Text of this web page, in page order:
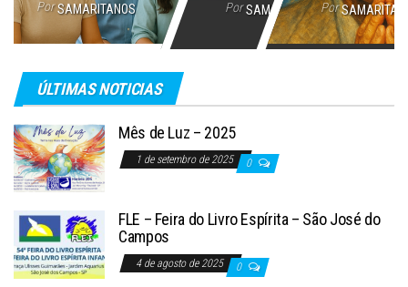
Por SAMARITANOS Por SAMARITANOSPor
ÚLTIMAS NOTICIAS
Mês de Luz – 2025
1 de setembro de 2025 0
FLE – Feira do Livro Espírita – São José do
Campos
4 de agosto de 2025 0